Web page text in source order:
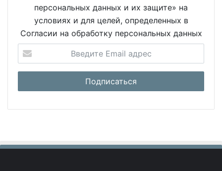
персональных данных и их защите» на
условиях и для целей, определенных в
Согласии на обработку персональных данных